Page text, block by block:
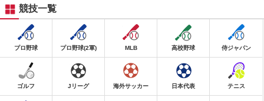
競技一覧
プロ野球 プロ野球(2軍) MLB 高校野球 侍ジャパン
ゴルフ Jリーグ 海外サッカー 日本代表 テニス